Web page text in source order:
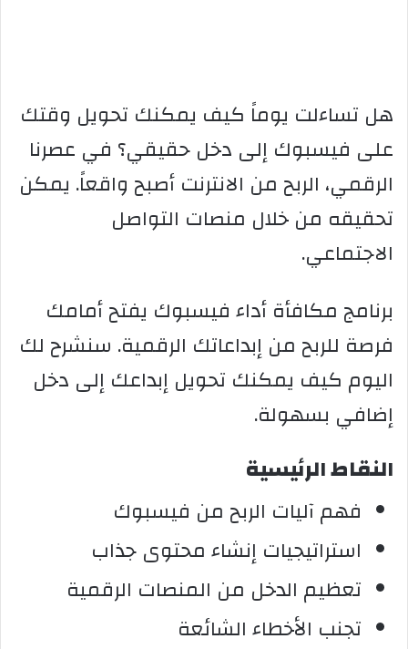
هل تساءلت يوماً كيف يمكنك تحويل وقتك
على فيسبوك إلى دخل حقيقي؟ في عصرنا
الرقمي، الربح من الانترنت أصبح واقعاً. يمكن
تحقيقه من خلال منصات التواصل
الاجتماعي.
برنامج مكافأة أداء فيسبوك يفتح أمامك
فرصة للربح من إبداعاتك الرقمية. سنشرح لك
اليوم كيف يمكنك تحويل إبداعك إلى دخل
إضافي بسهولة.
النقاط الرئيسية
فهم آليات الربح من فيسبوك
استراتيجيات إنشاء محتوى جذاب
تعظيم الدخل من المنصات الرقمية
تجنب الأخطاء الشائعة